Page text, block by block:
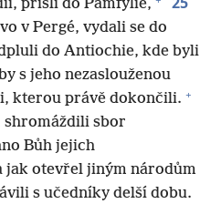
přišli do Pamfýlie,
v Pergé, vydali se do
do Antiochie, kde byli
s jeho nezaslouženou
kterou právě dokončili. +
sbor
Bůh jejich
otevřel jiným národům
s učedníky delší dobu.